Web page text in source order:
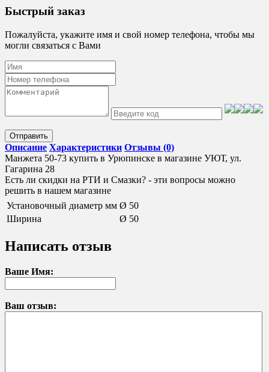
Быстрый заказ
Пожалуйста, укажите имя и свой номер телефона, чтобы мы
могли связаться с Вами
Отправить
Описание Характеристики Отзывы (0)
Манжета 50-73 купить в Урюпинске в магазине УЮТ, ул.
Гагарина 28
Есть ли скидки на РТИ и Смазки? - эти вопросы можно
решить в нашем магазине
Установочный диаметр мм Ø 50
Ширина
Ø 50
Написать отзыв
Ваше Имя:
Ваш отзыв: